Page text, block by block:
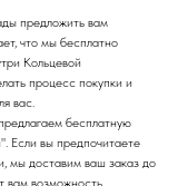
предложить вам
что мы бесплатно
Кольцевой
процесс покупки и
вас.
бесплатную
Если вы предпочитаете
мы доставим ваш заказ до
вам возможность